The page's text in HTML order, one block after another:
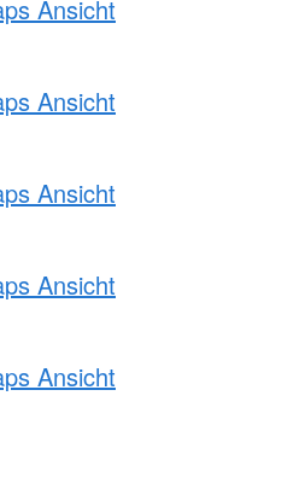
Ansicht
Ansicht
Ansicht
Ansicht
Ansicht